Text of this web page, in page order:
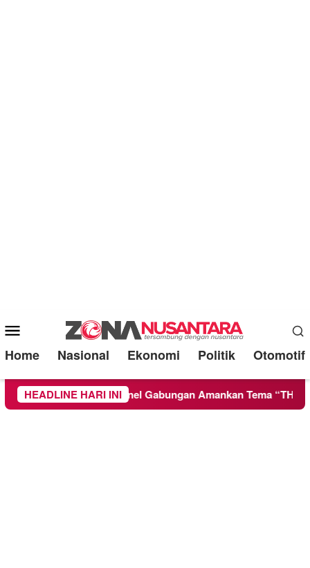
Mobile
Menu
Home Nasional Ekonomi Politik Otomotif
HEADLINE HARI INI
39: Ratusan Personel Gabungan Amankan Tema